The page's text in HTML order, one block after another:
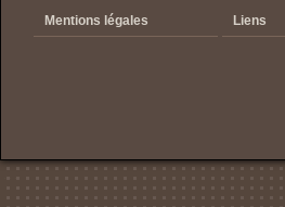
Mentions légales Liens